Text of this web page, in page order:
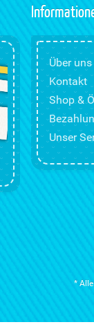
Über uns
Kontakt
Shop &
Unser
*